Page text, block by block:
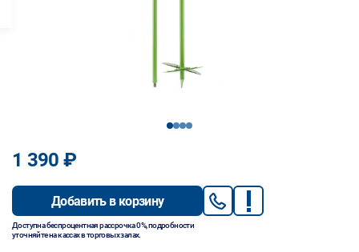
1234
1 390 ₽
Добавить в корзину
Доступна беспроцентная рассрочка 0%, подробности
уточняйте на кассах в торговых залах.